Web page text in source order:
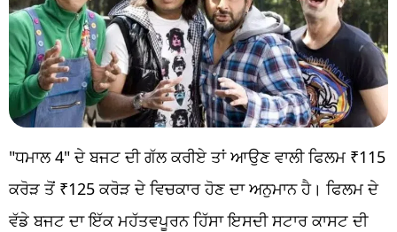
"ਧਮਾਲ 4" ਦੇ ਬਜਟ ਦੀ ਗੱਲ ਕਰੀਏ ਤਾਂ ਆਉਣ ਵਾਲੀ ਫਿਲਮ ₹115
ਕਰੋੜ ਤੋਂ ₹125 ਕਰੋੜ ਦੇ ਵਿਚਕਾਰ ਹੋਣ ਦਾ ਅਨੁਮਾਨ ਹੈ। ਫਿਲਮ ਦੇ
ਵੱਡੇ ਬਜਟ ਦਾ ਇੱਕ ਮਹੱਤਵਪੂਰਨ ਹਿੱਸਾ ਇਸਦੀ ਸਟਾਰ ਕਾਸਟ ਦੀ